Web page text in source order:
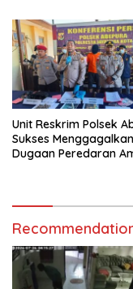
Unit Reskrim Polsek
Sukses Menggagalkan
Dugaan Peredaran